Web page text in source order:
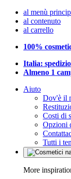
al menù
al contenuto
al carrello
100%
Italia:
Almeno 1
Aiuto
Dov'è il
Costi di
Opzioni
Tutti i
More